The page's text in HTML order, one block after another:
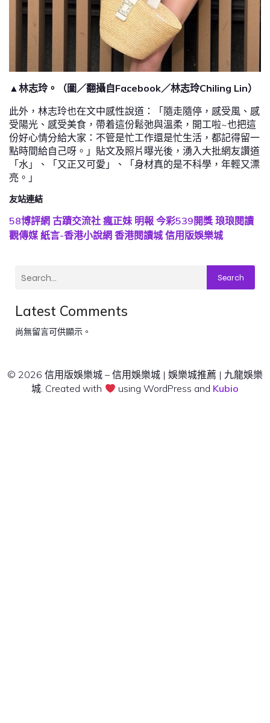
▲林志玲。（圖／翻攝自Facebook／林志玲Chiling Lin）
此外，林志玲也在文中感性說道：「隨走隨停，感受風、感
受陽光、感受美食，帶着這份鬆弛與溫柔，開工啦~也把這
份好心情分給大家：不管是忙工作還是忙生活，都記得留一
點時間給自己呀。」貼文及照片曝光後，湧入大批網友讚道
「水」、「又正又可愛」、「身材真的是不科學，年輕又漂
亮。」
友站連結
58博評網 古蹟交流社 瘋正妹 明報 今彩539開獎 琅琅閱讀
觀傳媒 紙言-香港小說網 香港閱讀城 信用版娛樂城
Search
Latest Comments
尚無留言可供顯示。
© 2026 信用版娛樂城 – 信用娛樂城 | 娛樂城推薦 | 九龍娛樂
城. Created with
using WordPress and Kubio